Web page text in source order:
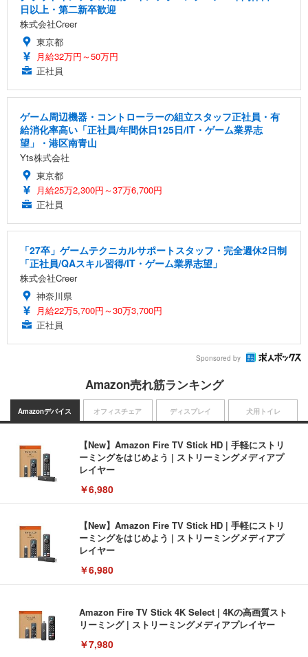
日以上・第二新卒歓迎
株式会社Creer
東京都
月給32万円～50万円
正社員
ゲーム周辺機器・コントローラーの組立スタッフ正社員・有
給消化率高い「正社員/年間休日125日/IT・ゲーム業界志
望」・港区南青山
Yts株式会社
東京都
月給25万2,300円～37万6,700円
正社員
「27卒」ゲームテクニカルサポートスタッフ・完全週休2日制
「正社員/QAスキル習得/IT・ゲーム業界志望」
株式会社Creer
神奈川県
月給22万5,700円～30万3,700円
正社員
Sponsored by
Amazon売れ筋ランキング
Amazonデバイス
【New】Amazon Fire TV Stick HD | 手軽にストリ
ーミングをはじめよう | ストリーミングメディアプ
レイヤー
￥6,980
【New】Amazon Fire TV Stick HD | 手軽にストリ
ーミングをはじめよう | ストリーミングメディアプ
レイヤー
￥6,980
Amazon Fire TV Stick 4K Select | 4Kの高画質スト
リーミング | ストリーミングメディアプレイヤー
￥7,980
オフィスチェア ディスプレイ 犬用トイレ